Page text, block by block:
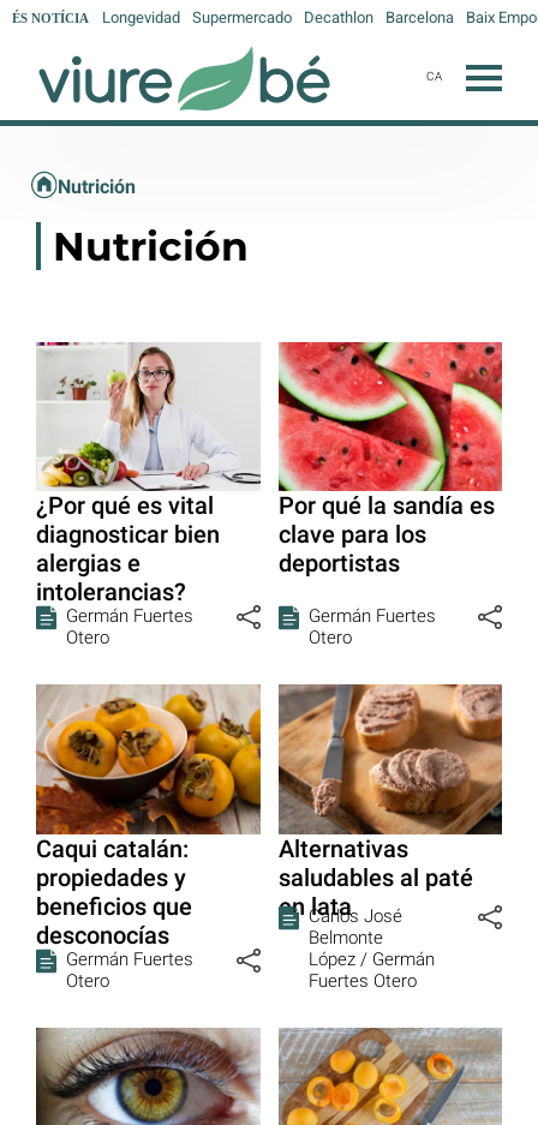
ÉS NOTÍCIA Longevidad Supermercado Decathlon Barcelona Baix
CA
Nutrición
Nutrición
¿Por qué es vital
diagnosticar bien
alergias e
intolerancias?
Germán Fuertes
Otero
Por qué la sandía es
clave para los
deportistas
Germán Fuertes
Otero
Caqui catalán:
propiedades y
beneficios que
desconocías
Germán Fuertes
Otero
Alternativas
saludables al paté
en lata
Carlos José
Belmonte
López / Germán
Fuertes Otero